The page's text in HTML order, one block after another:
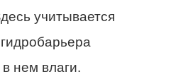
учитывается
нем влаги.